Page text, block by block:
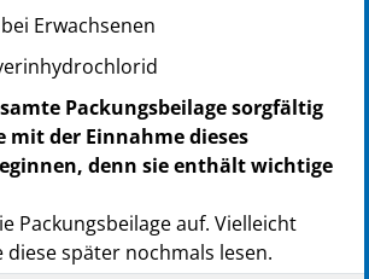
Erwachsenen
Packungsbeilage sorgfältig
mit der Einnahme dieses
denn sie enthält wichtige
Packungsbeilage auf. Vielleicht
diese später nochmals lesen.